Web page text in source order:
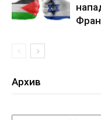
Архив
Архив